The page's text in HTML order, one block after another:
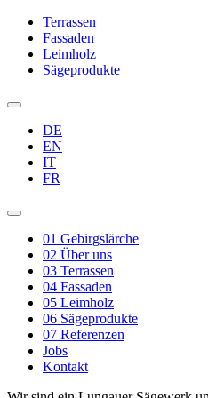
Terrassen
Fassaden
Leimholz
Sägeprodukte
DE
EN
IT
FR
01 Gebirgslärche
02 Über uns
03 Terrassen
04 Fassaden
05 Leimholz
06 Sägeprodukte
07 Referenzen
Jobs
Kontakt